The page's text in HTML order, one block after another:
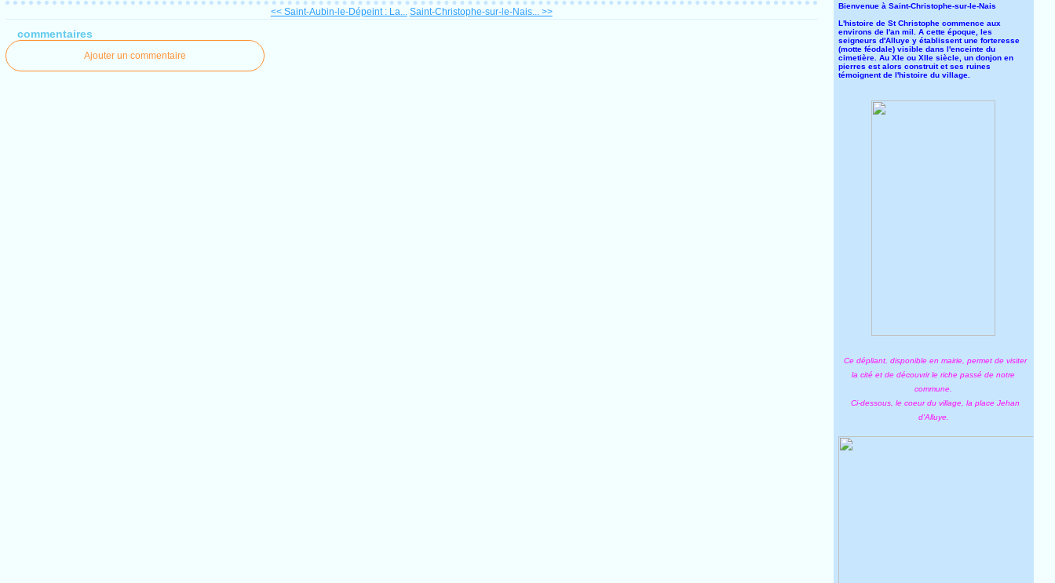
<< Saint-Aubin-le-Dépeint : La... Saint-Christophe-sur-le-Nais... >>
commentaires
Ajouter un commentaire
Bienvenue à Saint-Christophe-sur-le-Nais
L'histoire de St Christophe commence aux
environs de l'an mil. A cette époque, les
seigneurs d'Alluye y établissent une forteresse
(motte féodale) visible dans l'enceinte du
cimetière. Au XIe ou XIIe siècle, un donjon en
pierres est alors construit et ses ruines
témoignent de l'histoire du village.
Ce dépliant, disponible en mairie, permet de visiter
la cité et de découvrir le riche passé de notre
commune.
Ci-dessous, le coeur du village, la place Jehan
d'Alluye.